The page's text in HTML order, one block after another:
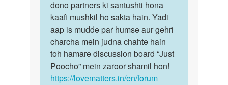
dono partners ki santushti hona
kaafi mushkil ho sakta hain. Yadi
aap is mudde par humse aur gehri
charcha mein judna chahte hain
toh hamare discussion board “Just
Poocho” mein zaroor shamil hon!
https://lovematters.in/en/forum